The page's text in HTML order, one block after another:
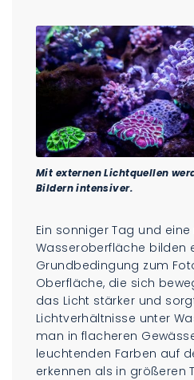
Mit externen Lichtquellen
Bildern intensiver.
Ein sonniger Tag und eine
Wasseroberfläche bilden
Grundbedingung zum
Oberfläche, die sich
das Licht stärker und
Lichtverhältnisse unter
man in flacheren
leuchtenden Farben auf
erkennen als in größeren